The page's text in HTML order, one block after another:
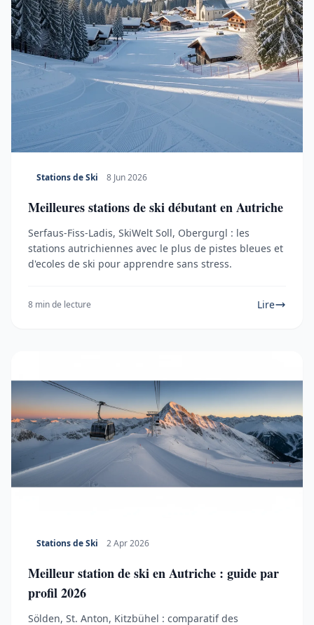
Stations de Ski 8 Jun 2026
Meilleures stations de ski débutant en Autriche
Serfaus-Fiss-Ladis, SkiWelt Soll, Obergurgl : les
stations autrichiennes avec le plus de pistes bleues et
d'ecoles de ski pour apprendre sans stress.
8 min de lecture Lire
Stations de Ski 2 Apr 2026
Meilleur station de ski en Autriche : guide par
profil 2026
Sölden, St. Anton, Kitzbühel : comparatif des